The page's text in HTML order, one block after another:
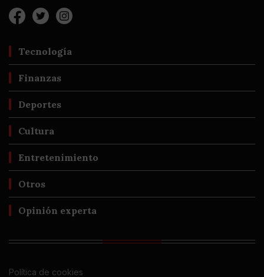
Tecnología
Finanzas
Deportes
Cultura
Entretenimiento
Otros
Opinión experta
Política de cookies